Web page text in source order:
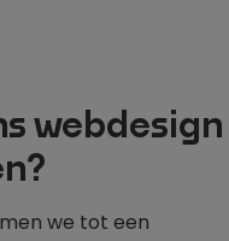
webdesign
we tot een